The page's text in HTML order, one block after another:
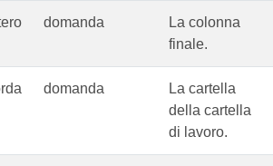
domanda
La colonna
finale.
domanda
La cartella
della cartella
di lavoro.